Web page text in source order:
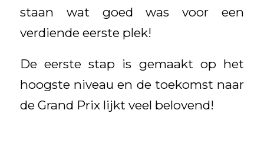
staan wat goed was voor een
verdiende eerste plek!
De eerste stap is gemaakt op het
hoogste niveau en de toekomst naar
de Grand Prix lijkt veel belovend!